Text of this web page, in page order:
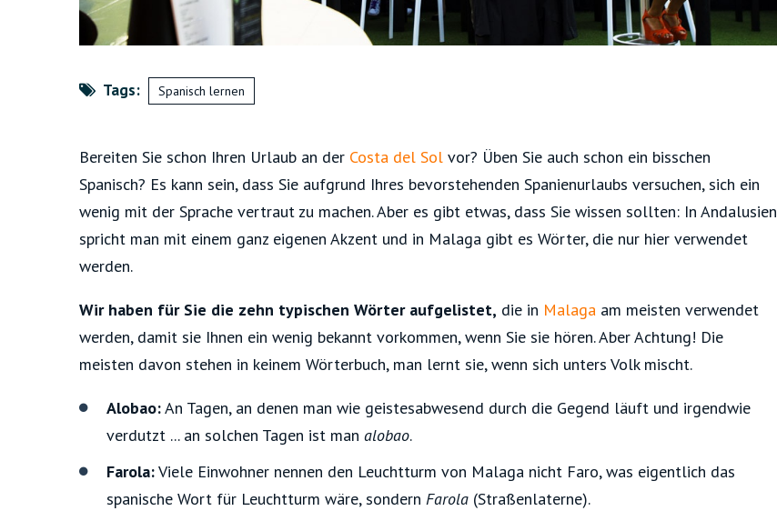
Tags: Spanisch lernen
Bereiten Sie schon Ihren Urlaub an der Costa del Sol vor? Üben Sie auch schon ein bisschen
Spanisch? Es kann sein, dass Sie aufgrund Ihres bevorstehenden Spanienurlaubs versuchen, sich ein
wenig mit der Sprache vertraut zu machen.Aber es gibt etwas, dass Sie wissen sollten: In Andalusien
spricht man mit einem ganz eigenen Akzent und in Malaga gibt es Wörter, die nur hier verwendet
werden.
Wir haben für Sie die zehn typischen Wörter aufgelistet, die in Malaga am meisten verwendet
werden, damit sie Ihnen ein wenig bekannt vorkommen, wenn Sie sie hören. Aber Achtung! Die
meisten davon stehen in keinem Wörterbuch, man lernt sie, wenn sich unters Volk mischt.
Alobao:An Tagen, an denen man wie geistesabwesend durch die Gegend läuft und irgendwie
verdutzt ... an solchen Tagen ist man alobao.
Farola:Viele Einwohner nennen den Leuchtturm von Malaga nicht Faro, was eigentlich das
spanische Wort für Leuchtturm wäre, sondern Farola (Straßenlaterne).